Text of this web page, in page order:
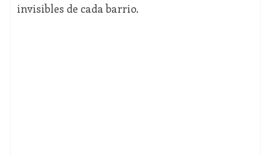
invisibles de cada barrio.